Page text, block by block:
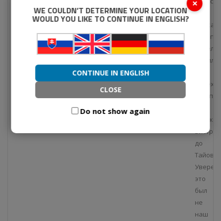
в
рамках
недели
«этап»
Банска-
до
Тайова.
это
был
не
наш
×
WE COULDN’T DETERMINE YOUR LOCATION
WOULD YOU LIKE TO CONTINUE IN ENGLISH?
CONTINUE IN ENGLISH
CLOSE
Do not show again